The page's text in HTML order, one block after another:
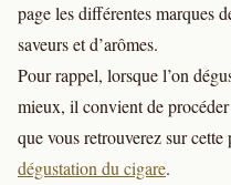
page les différentes marques
saveurs et d’arômes.
Pour rappel, lorsque l’on
mieux, il convient de
que vous retrouverez sur
dégustation du cigare.